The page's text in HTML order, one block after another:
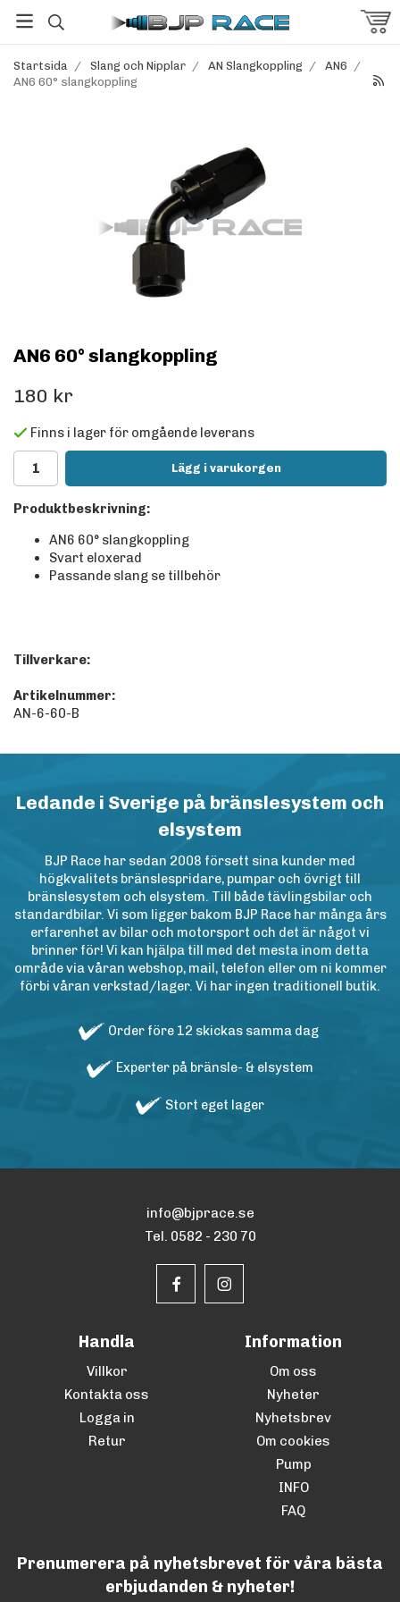
Startsida / Slang och Nipplar / AN Slangkoppling / AN6 /
AN6 60° slangkoppling
AN6 60° slangkoppling
180 kr
Finns i lager för omgående leverans
Lägg i varukorgen
Produktbeskrivning:
AN6 60° slangkoppling
Svart eloxerad
Passande slang se tillbehör
Tillverkare:
Artikelnummer:
AN-6-60-B
Ledande i Sverige på bränslesystem och
elsystem
BJP Race har sedan 2008 försett sina kunder med
högkvalitets bränslespridare, pumpar och övrigt till
bränslesystem och elsystem. Till både tävlingsbilar och
standardbilar. Vi som ligger bakom BJP Race har många års
erfarenhet av bilar och motorsport och det är något vi
brinner för! Vi kan hjälpa till med det mesta inom detta
område via våran webshop, mail, telefon eller om ni kommer
förbi våran verkstad/lager. Vi har ingen traditionell butik.
Order före 12 skickas samma dag
Experter på bränsle- & elsystem
Stort eget lager
info@bjprace.se
Tel. 0582 - 230 70
Handla
Villkor
Kontakta oss
Logga in
Retur
Information
Om oss
Nyheter
Nyhetsbrev
Om cookies
Pump
INFO
FAQ
Prenumerera på nyhetsbrevet för våra bästa
erbjudanden & nyheter!